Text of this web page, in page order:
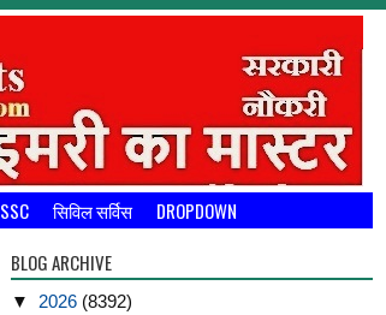
SSC सिविल सर्विस DROPDOWN
BLOG ARCHIVE
▼ 2026 (8392)